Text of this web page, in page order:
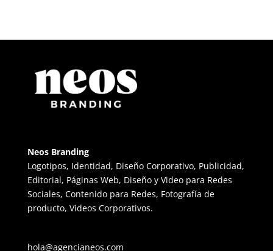
Neos Branding
Logotipos, Identidad, Diseño Corporativo, Publicidad,
Editorial, Páginas Web, Diseño y Video para Redes
Sociales, Contenido para Redes, Fotografía de
producto, Videos Corporativos.
hola@agencianeos.com